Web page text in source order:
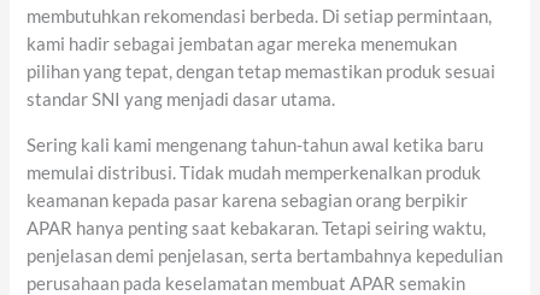
membutuhkan rekomendasi berbeda. Di setiap permintaan,
kami hadir sebagai jembatan agar mereka menemukan
pilihan yang tepat, dengan tetap memastikan produk sesuai
standar SNI yang menjadi dasar utama.
Sering kali kami mengenang tahun-tahun awal ketika baru
memulai distribusi. Tidak mudah memperkenalkan produk
keamanan kepada pasar karena sebagian orang berpikir
APAR hanya penting saat kebakaran. Tetapi seiring waktu,
penjelasan demi penjelasan, serta bertambahnya kepedulian
perusahaan pada keselamatan membuat APAR semakin